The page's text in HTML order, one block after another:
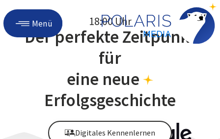
Menü 18:00 Uhr
Der perfekte Zeitpunkt
für
eine neue
Erfolgsgeschichte
Digitales Kennenlernen